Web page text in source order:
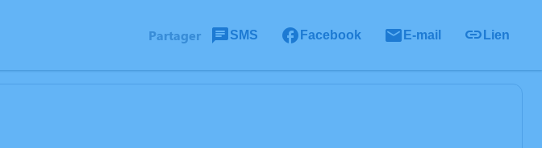
Partager SMS Facebook E-mail Lien